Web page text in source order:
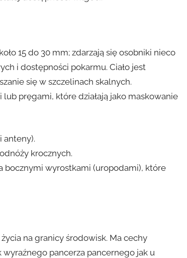
15 do 30 mm; zdarzają się osobniki nieco
i dostępności pokarmu. Ciało jest
się w szczelinach skalnych.
pręgami, które działają jako maskowanie
anteny).
krocznych.
bocznymi wyrostkami (uropodami), które
na granicy środowisk. Ma cechy
pancerza pancernego jak u